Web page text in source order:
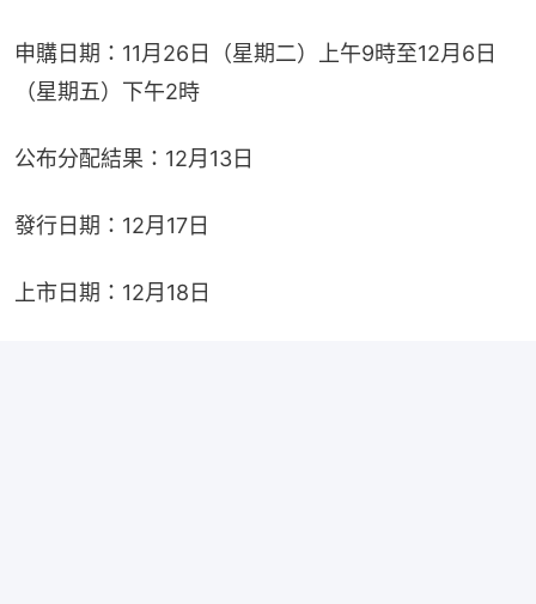
申購日期：11月26日（星期二）上午9時至12月6日
（星期五）下午2時
公布分配結果：12月13日
發行日期：12月17日
上市日期：12月18日